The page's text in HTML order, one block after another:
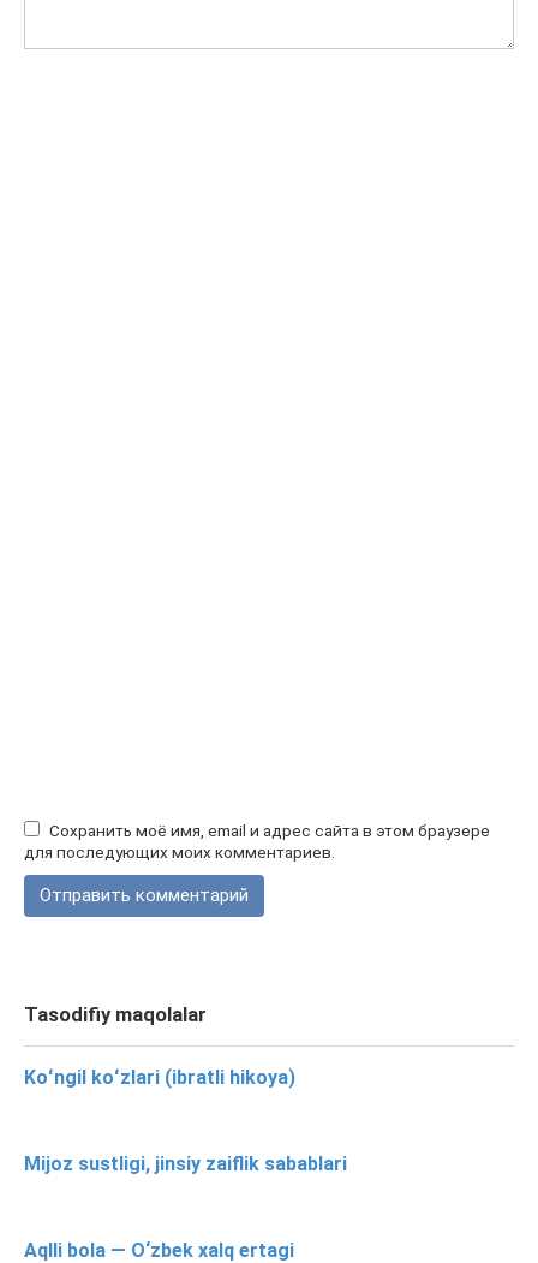
Сохранить моё имя, email и адрес сайта в этом браузере
для последующих моих комментариев.
Tasodifiy maqolalar
Koʻngil koʻzlari (ibratli hikoya)
Mijoz sustligi, jinsiy zaiflik sabablari
Aqlli bola — O‘zbek xalq ertagi